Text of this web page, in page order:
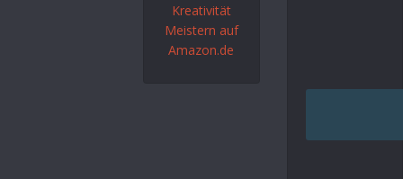
Kreativität
Meistern auf
Amazon.de